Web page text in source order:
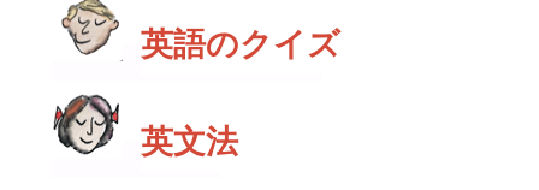
英語のクイズ
英文法